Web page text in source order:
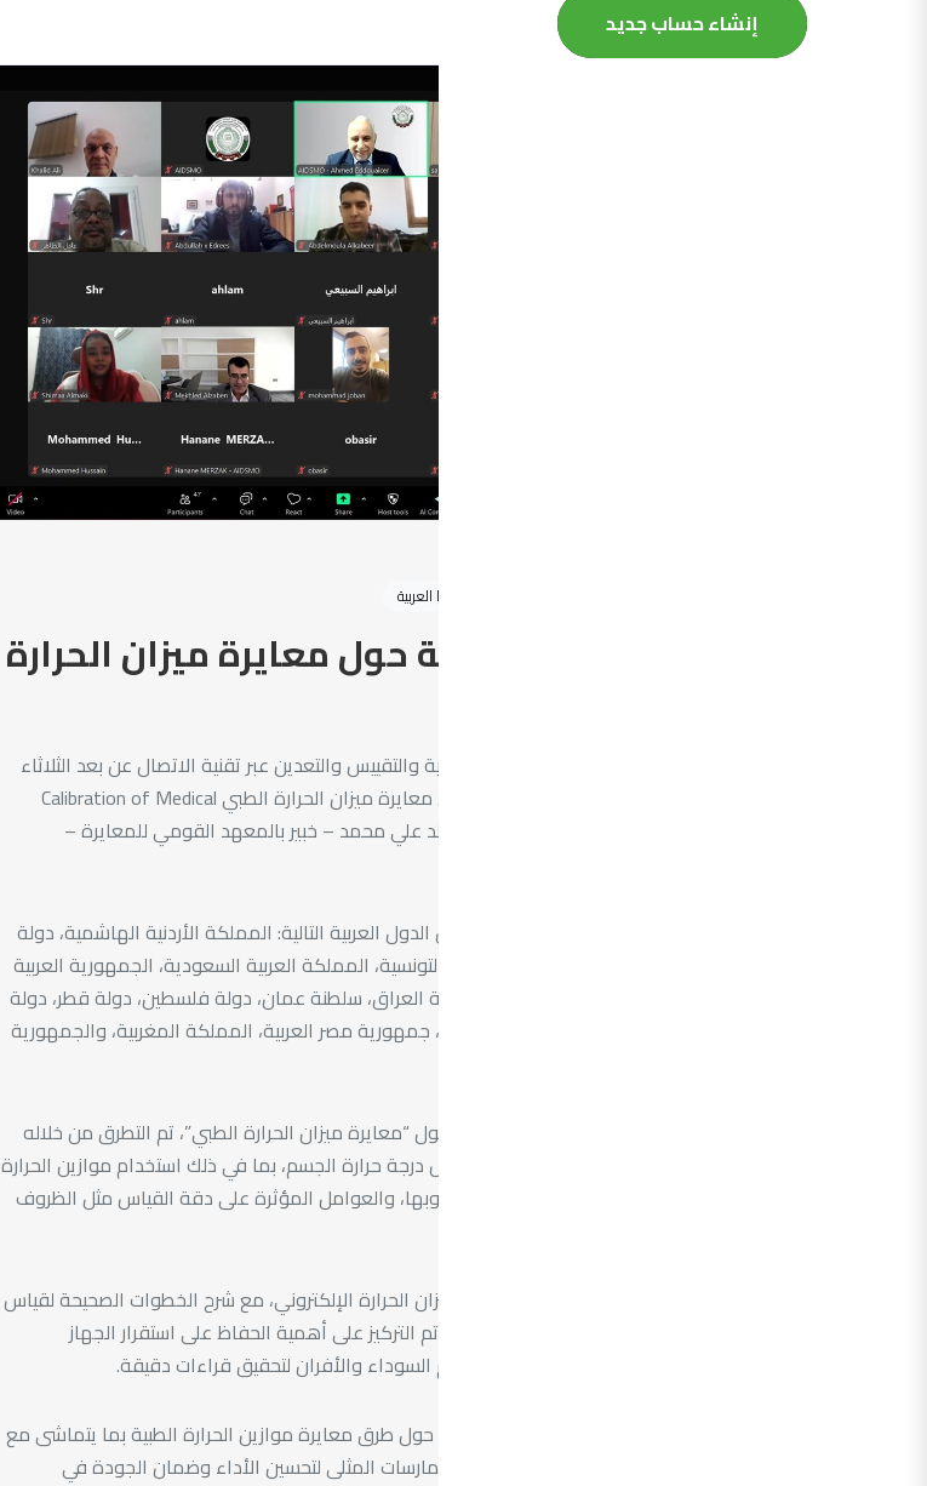
إنشاء حساب جديد
أخبار المترولوجيا العربية
انعقاد دورة تدريبية حول معايرة ميزان الحرارة
عقدت المنظمة العربية للتنمية الصناعية والتقييس والتعدين عبر تقنية الاتصال عن بعد الثلاثاء
17 ديسمبر 2024 الدورة التدريبية حول معايرة ميزان الحرارة الطبي Calibration of Medical
thermometer ، بتأطير من السيد/د. خالد علي محمد – خبير بالمعهد القومي للمعايرة –
عرف الاجتماع مشاركة 47 مشاركا من الدول العربية التالية: المملكة الأردنية الهاشمية، دولة
الإمارات العربية المتحدة، الجمهورية التونسية، المملكة العربية السعودية، الجمهورية العربية
السورية، جمهورية السودان، جمهورية العراق، سلطنة عمان، دولة فلسطين، دولة قطر، دولة
الكويت، الجمهورية اللبنانية، دولة ليبيا، جمهورية مصر العربية، المملكة المغربية، والجمهورية
تم خلال الدورة التدريبية تقديم عرض حول “معايرة ميزان الحرارة الطبي”، تم التطرق من خلاله
إلى استعراض التقنيات المختلفة لقياس درجة حرارة الجسم، بما في ذلك استخدام موازين الحرارة
الطبية المختلفة، مع شرح مزاياها وعيوبها، والعوامل المؤثرة على دقة القياس مثل الظروف
كما تم التطرق إلى كيفية استخدام ميزان الحرارة الإلكتروني، مع شرح الخطوات الصحيحة لقياس
درجة الحرارة وتوثيق القراءات بدقة. وتم التركيز على أهمية الحفاظ على استقرار الجهاز
واستخدام أدوات معايرة مثل الأجسام السوداء والأفران لتحقيق قراءات دقيقة.
وشهدت الدورة التدريبية نقاشا تفاعليا حول طرق معايرة موازين الحرارة الطبية بما يتماشى مع
المواصفات الدولية، مع استعراض الممارسات المثلى لتحسين الأداء وضمان الجودة في